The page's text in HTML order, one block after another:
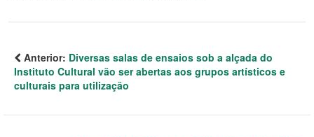
Anterior: Diversas salas de ensaios sob a alçada do
Instituto Cultural vão ser abertas aos grupos artísticos e
culturais para utilização